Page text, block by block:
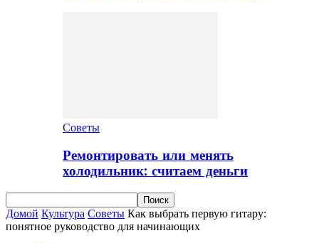
Советы
Ремонтировать или менять
холодильник: считаем деньги
Домой Культура Советы Как выбрать первую гитару:
понятное руководство для начинающих